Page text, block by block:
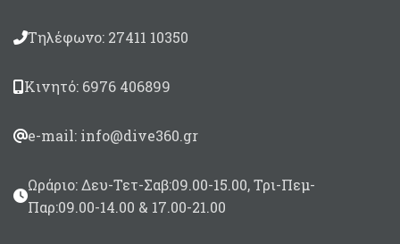
Τηλέφωνο: 27411 10350
Κινητό: 6976 406899
e-mail: info@dive360.gr
Ωράριο: Δευ-Τετ-Σαβ:09.00-15.00, Τρι-Πεμ-
Παρ:09.00-14.00 & 17.00-21.00